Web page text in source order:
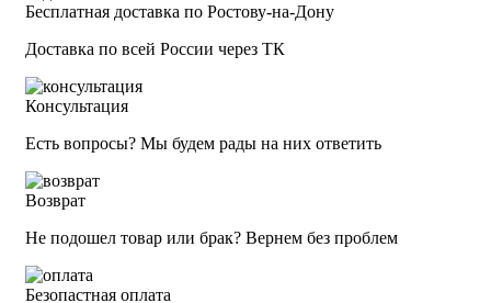
Бесплатная доставка по Ростову-на-Дону
Доставка по всей России через ТК
Консультация
Есть вопросы? Мы будем рады на них ответить
Возврат
Не подошел товар или брак? Вернем без проблем
Безопастная оплата